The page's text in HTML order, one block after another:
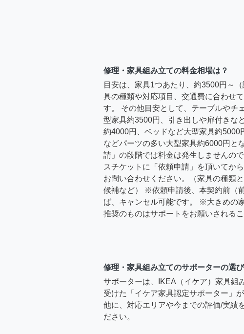
修理・家具組み立ての料金相場は？
目安は、家具1つあたり、約3500円～
具の種類や対応項目、交通費に合わせ
す。 その他目安として、テーブルやチ
型家具約3500円、引き出しや扉付きな
約4000円、ベッドなど大型家具約5000
などパーツの多い大型家具約6000円と
請」の段階では料金は発生しませんの
スチケットに「依頼申請」を頂いてか
お問い合わせください。（家具の種類
候補など） ※依頼申請後、本契約前（
ば、キャンセル可能です。 ※大きめの
推奨のものはサポートをお願いされるこ
修理・家具組み立てのサポーターの選
サポーターは、IKEA（イケア）家具組
受けた「イケア家具認定サポーター」
他に、対応エリアや今までの評価/実績
ださい。